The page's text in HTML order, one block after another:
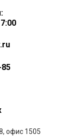
офис 1505